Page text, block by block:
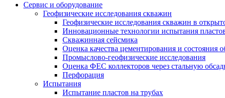
Сервис и оборудование
Геофизические исследования скважин
Геофизические исследования скважин в
Инновационные технологии испытания
Скважинная сейсмика
Оценка качества цементирования и состояния
Промыслово-геофизические исследования
Оценка ФЕС коллекторов через стальную
Перфорация
Испытания
Испытание пластов на трубах